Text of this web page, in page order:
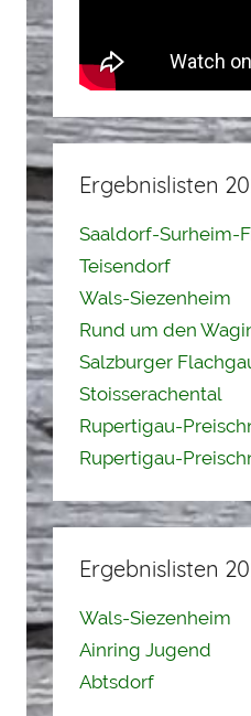
Ergebnislisten
Saaldorf-Surheim-
Teisendorf
Wals-Siezenheim
Rund um den
Salzburger
Stoisserachental
Rupertigau-
Rupertigau-
Ergebnislisten
Wals-Siezenheim
Ainring Jugend
Abtsdorf